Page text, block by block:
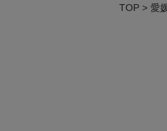
TOP 愛